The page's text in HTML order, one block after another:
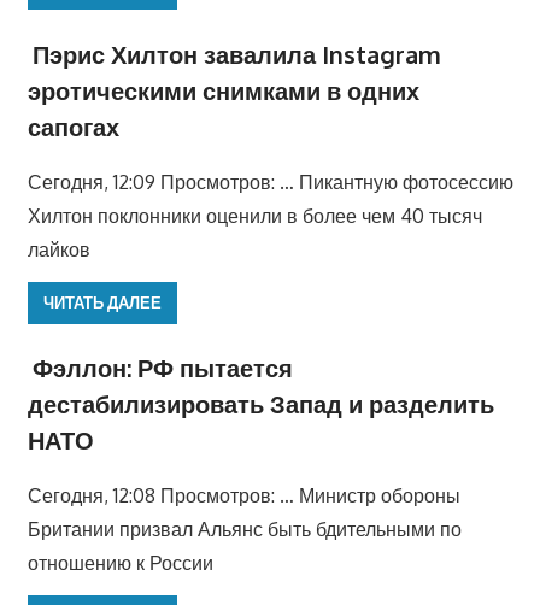
Пэрис Хилтон завалила Instagram
эротическими снимками в одних
сапогах
Сегодня, 12:09 Просмотров: … Пикантную фотосессию
Хилтон поклонники оценили в более чем 40 тысяч
лайков
ЧИТАТЬ ДАЛЕЕ
Фэллон: РФ пытается
дестабилизировать Запад и разделить
НАТО
Сегодня, 12:08 Просмотров: … Министр обороны
Британии призвал Альянс быть бдительными по
отношению к России